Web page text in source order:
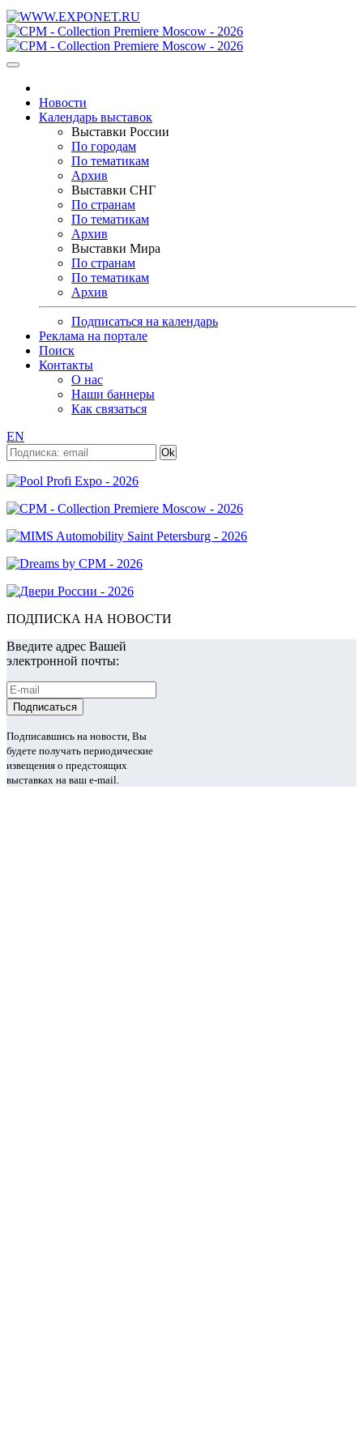
Новости
Календарь выставок
Выставки России
По городам
По тематикам
Архив
Выставки СНГ
По странам
По тематикам
Архив
Выставки Мира
По странам
По тематикам
Архив
Подписаться на календарь
Реклама на портале
Поиск
Контакты
О нас
Наши баннеры
Как связаться
EN
ПОДПИСКА НА НОВОСТИ
Введите адрес Вашей
электронной почты:
Подписавшись на новости, Вы
будете получать периодические
извещения о предстоящих
выставках на ваш e-mail.